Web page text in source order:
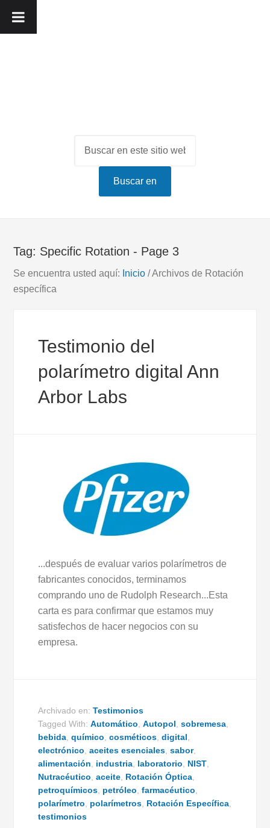
Tag: Specific Rotation - Page 3
Se encuentra usted aquí: Inicio /Archivos de Rotación
específica
Testimonio del
polarímetro digital Ann
Arbor Labs
...después de evaluar varios polarímetros de
fabricantes conocidos, terminamos
comprando uno de Rudolph Research...Esta
carta es para confirmar que estamos muy
satisfechos de hacer negocios con su
empresa.
Archivado en:Testimonios
Tagged With:Automático ,Autopol ,sobremesa
bebida ,químico ,cosméticos ,digital
electrónico ,aceites esenciales ,sabor,
alimentación
industria laboratorio NIST
Nutracéutico ,aceite Rotación Óptica
petroquímicos petróleo ,farmacéutico
polarímetro
polarímetros Rotación Específica
testimonios